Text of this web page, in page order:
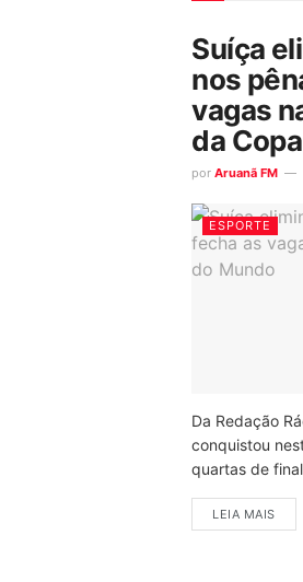
Suíça
nos
vagas
da
por Aruanã FM
ESPORTE
Da Redação
conquistou
quartas de
LEIA MAIS